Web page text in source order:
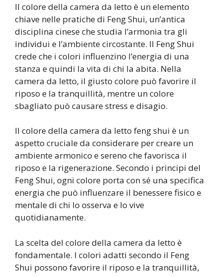
Il colore della camera da letto è un elemento
chiave nelle pratiche di Feng Shui, un’antica
disciplina cinese che studia l’armonia tra gli
individui e l’ambiente circostante. Il Feng Shui
crede che i colori influenzino l’energia di una
stanza e quindi la vita di chi la abita. Nella
camera da letto, il giusto colore può favorire il
riposo e la tranquillità, mentre un colore
sbagliato può causare stress e disagio.
Il colore della camera da letto feng shui è un
aspetto cruciale da considerare per creare un
ambiente armonico e sereno che favorisca il
riposo e la rigenerazione. Secondo i principi del
Feng Shui, ogni colore porta con sé una specifica
energia che può influenzare il benessere fisico e
mentale di chi lo osserva e lo vive
quotidianamente.
La scelta del colore della camera da letto è
fondamentale. I colori adatti secondo il Feng
Shui possono favorire il riposo e la tranquillità,